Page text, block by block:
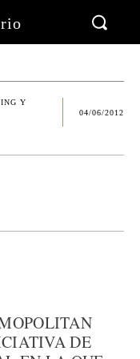
Y
04/06/2012
DE